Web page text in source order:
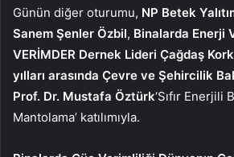
Günün diğer oturumu, NP Betek
Sanem Şenler Özbil, Binalarda Enerji
VERİMDER Dernek Lideri Çağdaş
yılları arasında Çevre ve Şehircilik
Prof. Dr. Mustafa Öztürk‘Sıfır Enerjili
Mantolama’ katılımıyla.